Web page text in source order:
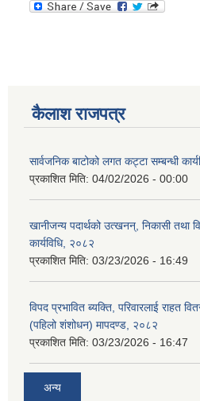
कैलाश राजपत्र
सार्वजनिक बाटोको लगत कट्टा सम्बन्धी
प्रकाशित मिति: 04/02/2026 - 00:00
खानीजन्य पदार्थको उत्खनन्, निकासी तथा
कार्यविधि, २०८२
प्रकाशित मिति: 03/23/2026 - 16:49
विपद प्रभावित ब्यक्ति, परिवारलाई राहत
(पहिलो शंशोधन) मापदण्ड, २०८२
प्रकाशित मिति: 03/23/2026 - 16:47
अन्य